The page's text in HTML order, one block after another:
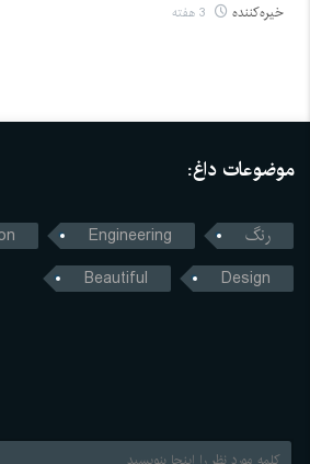
خیره‌کننده
موضوعات داغ:
رنگ Engineering
Design
Beautiful